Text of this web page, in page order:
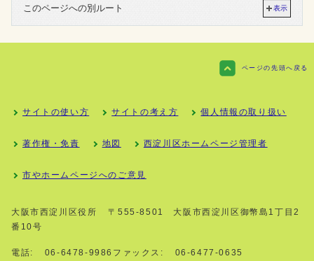
このページへの別ルート 表示
ページの先頭へ戻る
サイトの使い方 サイトの考え方 個人情報の取り扱い
著作権・免責 地図 西淀川区ホームページ管理者
市やホームページへのご意見
大阪市西淀川区役所
〒555-8501 大阪市西淀川区御幣島1丁目2
番10号
電話: 06-6478-9986 ファックス: 06-6477-0635